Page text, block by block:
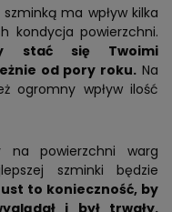
ma wpływ kilka
kondycja powierzchni.
stać się Twoimi
od pory roku. Na
ogromny wpływ ilość
na powierzchni warg
szminki będzie
to konieczność, by